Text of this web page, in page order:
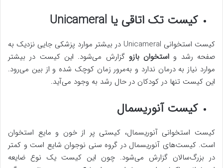
کیست تک اتاقی یا Unicameral
کیست استخوانی Unicameral در بیشتر موارد پزشکی جایی نزدیک به
صفحه رشد و استخوان بازو گزارش می‌شود. این کیست در بیشتر
موارد نیاز به درمان ندارد و به‌مرور زمان کوچک شده و از بین می‌رود.
این کیست تنها در کودکان در حال رشد به وجود می‌آید.
کیست آنوریسمال
کیست استخوانی آنوریسمال، کیستی پر از خون و مایع استخوان
است. کیست‌های آنوریسمال در گروه سنی نوجوان شایع است و کمتر
در بزرگ‌سالان گزارش می‌شود. چون این کیست یک نوع ضایعه